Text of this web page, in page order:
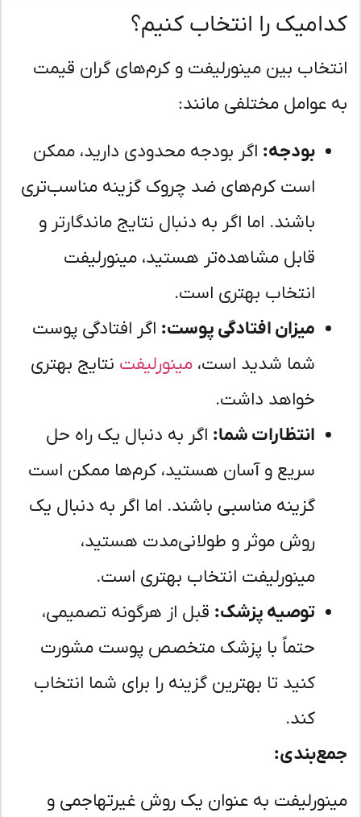
را انتخاب کنیم؟
بین مینورلیفت و کرم‌های گران قیمت
عوامل مختلفی مانند:
بودجه:اگر بودجه محدودی دارید، ممکن
است کرم‌های ضد چروک گزینه مناسب‌تری
باشند. اما اگر به دنبال نتایج ماندگارتر و
قابل مشاهده‌تر هستید، مینورلیفت
انتخاب بهتری است.
میزان افتادگی پوست:اگر افتادگی پوست
شما شدید است،مینورلیفتنتایج بهتری
خواهد داشت.
انتظارات شما:اگر به دنبال یک راه حل
سریع و آسان هستید، کرم‌ها ممکن است
گزینه مناسبی باشند. اما اگر به دنبال یک
روش موثر و طولانی‌مدت هستید،
مینورلیفت انتخاب بهتری است.
توصیه پزشک:قبل از هرگونه تصمیمی،
حتماً با پزشک متخصص پوست مشورت
کنید تا بهترین گزینه را برای شما انتخاب
کند.
به عنوان یک روش غیرتهاجمی و